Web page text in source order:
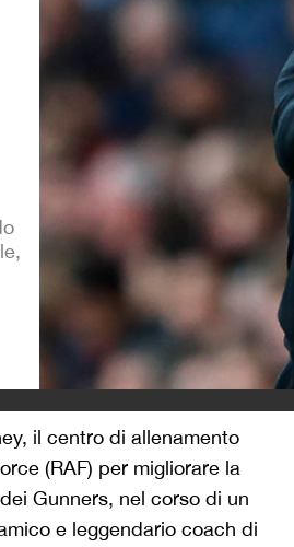
il centro di allenamento
(RAF) per migliorare la
Gunners, nel corso di un
e leggendario coach di